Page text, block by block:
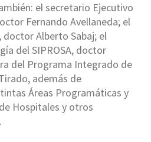
el secretario Ejecutivo
Fernando Avellaneda; el
Alberto Sabaj; el
del SIPROSA, doctor
del Programa Integrado de
además de
Áreas Programáticas y
Hospitales y otros